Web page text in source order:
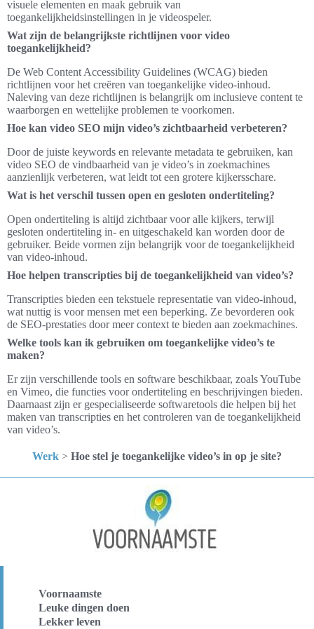
visuele elementen en maak gebruik van
toegankelijkheidsinstellingen in je videospeler.
Wat zijn de belangrijkste richtlijnen voor video
toegankelijkheid?
De Web Content Accessibility Guidelines (WCAG) bieden
richtlijnen voor het creëren van toegankelijke video-inhoud.
Naleving van deze richtlijnen is belangrijk om inclusieve content te
waarborgen en wettelijke problemen te voorkomen.
Hoe kan video SEO mijn video’s zichtbaarheid verbeteren?
Door de juiste keywords en relevante metadata te gebruiken, kan
video SEO de vindbaarheid van je video’s in zoekmachines
aanzienlijk verbeteren, wat leidt tot een grotere kijkersschare.
Wat is het verschil tussen open en gesloten ondertiteling?
Open ondertiteling is altijd zichtbaar voor alle kijkers, terwijl
gesloten ondertiteling in- en uitgeschakeld kan worden door de
gebruiker. Beide vormen zijn belangrijk voor de toegankelijkheid
van video-inhoud.
Hoe helpen transcripties bij de toegankelijkheid van video’s?
Transcripties bieden een tekstuele representatie van video-inhoud,
wat nuttig is voor mensen met een beperking. Ze bevorderen ook
de SEO-prestaties door meer context te bieden aan zoekmachines.
Welke tools kan ik gebruiken om toegankelijke video’s te
maken?
Er zijn verschillende tools en software beschikbaar, zoals YouTube
en Vimeo, die functies voor ondertiteling en beschrijvingen bieden.
Daarnaast zijn er gespecialiseerde softwaretools die helpen bij het
maken van transcripties en het controleren van de toegankelijkheid
van video’s.
Werk > Hoe stel je toegankelijke video’s in op je site?
Voornaamste
Leuke dingen doen
Lekker leven